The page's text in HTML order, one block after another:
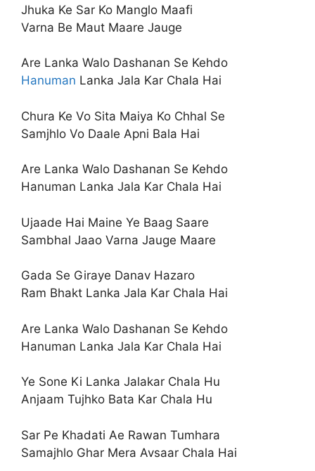
Jhuka Ke Sar Ko Manglo Maafi
Varna Be Maut Maare Jauge
Are Lanka Walo Dashanan Se Kehdo
Hanuman Lanka Jala Kar Chala Hai
Chura Ke Vo Sita Maiya Ko Chhal Se
Samjhlo Vo Daale Apni Bala Hai
Are Lanka Walo Dashanan Se Kehdo
Hanuman Lanka Jala Kar Chala Hai
Ujaade Hai Maine Ye Baag Saare
Sambhal Jaao Varna Jauge Maare
Gada Se Giraye Danav Hazaro
Ram Bhakt Lanka Jala Kar Chala Hai
Are Lanka Walo Dashanan Se Kehdo
Hanuman Lanka Jala Kar Chala Hai
Ye Sone Ki Lanka Jalakar Chala Hu
Anjaam Tujhko Bata Kar Chala Hu
Sar Pe Khadati Ae Rawan Tumhara
Samajhlo Ghar Mera Avsaar Chala Hai